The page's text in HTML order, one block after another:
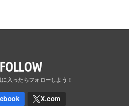
FOLLOW